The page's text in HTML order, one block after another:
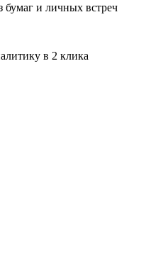
бумаг и личных встреч
в 2 клика